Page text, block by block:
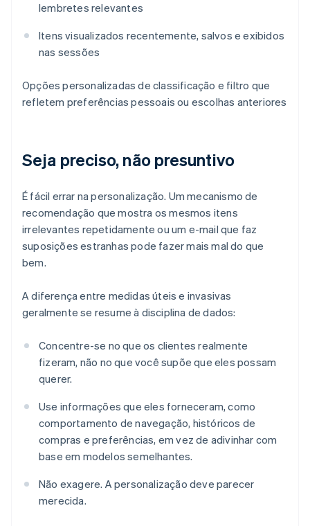
lembretes relevantes
Itens visualizados recentemente, salvos e exibidos
nas sessões
Opções personalizadas de classificação e filtro que
refletem preferências pessoais ou escolhas anteriores
Seja preciso, não presuntivo
É fácil errar na personalização. Um mecanismo de
recomendação que mostra os mesmos itens
irrelevantes repetidamente ou um e-mail que faz
suposições estranhas pode fazer mais mal do que
bem.
A diferença entre medidas úteis e invasivas
geralmente se resume à disciplina de dados:
Concentre-se no que os clientes realmente
fizeram, não no que você supõe que eles possam
querer.
Use informações que eles forneceram, como
comportamento de navegação, históricos de
compras e preferências, em vez de adivinhar com
base em modelos semelhantes.
Não exagere. A personalização deve parecer
merecida.